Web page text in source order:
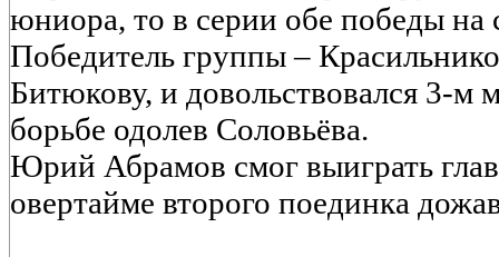
юниора, то в серии обе победы на
Победитель группы –
Битюкову, и довольствовался 3-м
борьбе одолев Соловьёва.
Юрий Абрамов смог выиграть
овертайме второго поединка